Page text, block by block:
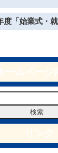
度「始業式・